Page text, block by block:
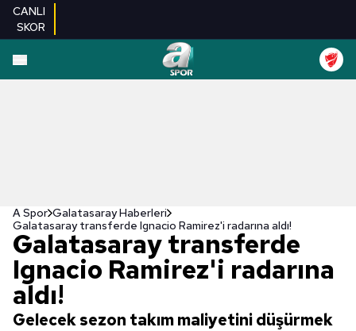
CANLI
SKOR
A Spor Galatasaray Haberleri
Galatasaray transferde Ignacio Ramirez'i radarına aldı!
Galatasaray transferde
Ignacio Ramirez'i radarına
aldı!
Gelecek sezon takım maliyetini düşürmek